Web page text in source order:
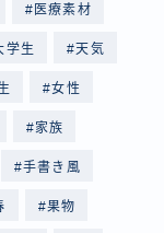
医療素材
学生 天気
女性
家族
手書き風
果物